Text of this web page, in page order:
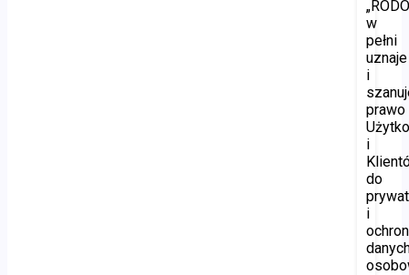
w
pełni
uznaje
i
prawo
i
do
i